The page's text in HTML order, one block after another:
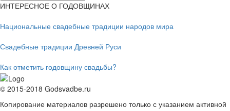
ИНТЕРЕСНОЕ О ГОДОВЩИНАХ
Национальные свадебные традиции народов мира
Свадебные традиции Древней Руси
Как отметить годовщину свадьбы?
© 2015-2018 Godsvadbe.ru
Копирование материалов разрешено только с указанием активной